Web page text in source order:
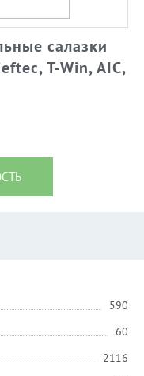
салазки
T-Win, AIC,
590
60
2116